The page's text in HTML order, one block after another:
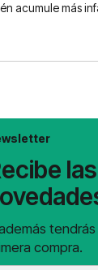
acumule más
compra.